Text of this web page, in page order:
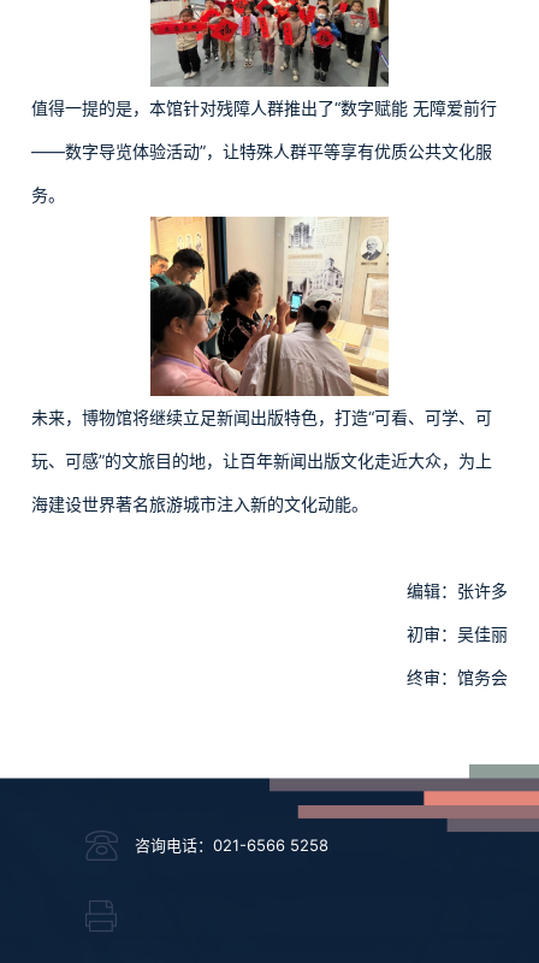
值得一提的是，本馆针对残障人群推出了“数字赋能 无障爱前行
——数字导览体验活动”，让特殊人群平等享有优质公共文化服
务。
未来，博物馆将继续立足新闻出版特色，打造“可看、可学、可
玩、可感”的文旅目的地，让百年新闻出版文化走近大众，为上
海建设世界著名旅游城市注入新的文化动能。
编辑：张许多
初审：吴佳丽
终审：馆务会
咨询电话：021-6566 5258